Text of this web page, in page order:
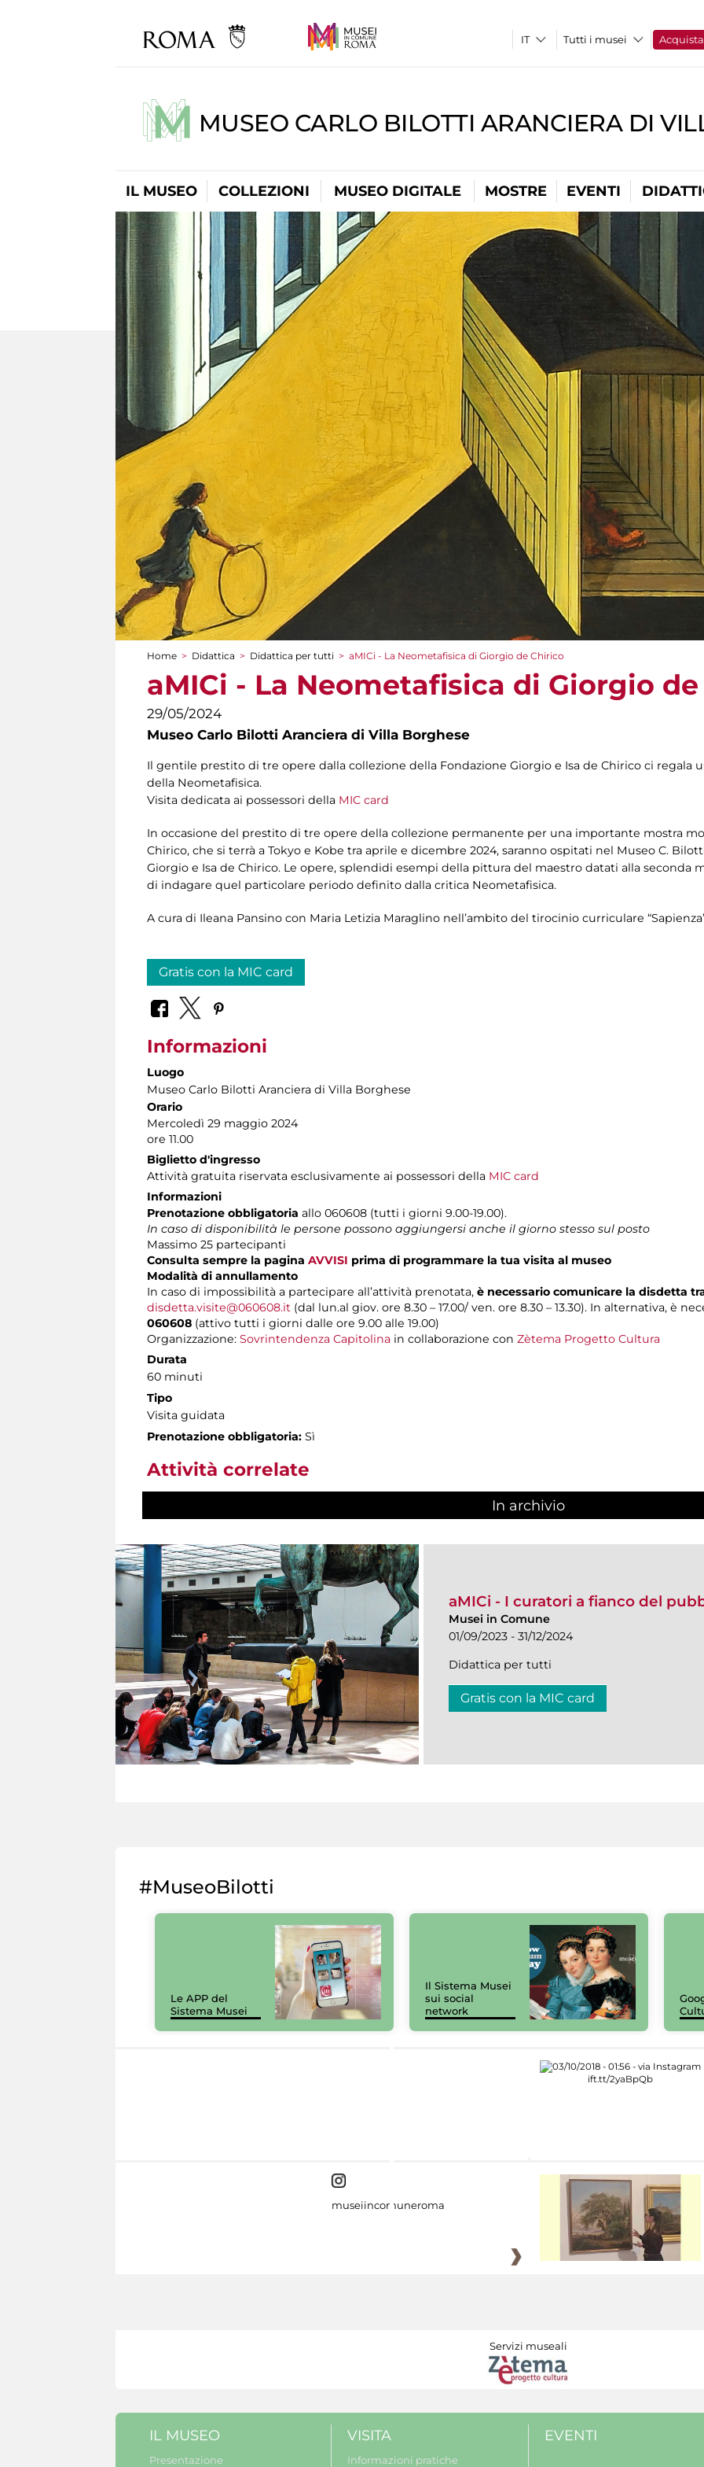
Tutti i musei Acquista
MUSEO CARLO BILOTTI ARANCIERA DI
IL MUSEO COLLEZIONI MUSEO DIGITALE MOSTRE EVENTI
Tu sei qui
Home > Didattica > Didattica per tutti > aMICi - La Neometafisica di Giorgio de Chirico
aMICi - La Neometafisica di Giorgio
29/05/2024
Museo Carlo Bilotti Aranciera di Villa Borghese
Il gentile prestito di tre opere dalla collezione della Fondazione Giorgio e Isa de Chirico ci regala
della Neometafisica.
Visita dedicata ai possessori della MIC card
In occasione del prestito di tre opere della collezione permanente per una importante mostra
Chirico, che si terrà a Tokyo e Kobe tra aprile e dicembre 2024, saranno ospitati nel Museo C.
Giorgio e Isa de Chirico. Le opere, splendidi esempi della pittura del maestro datati alla seconda
di indagare quel particolare periodo definito dalla critica Neometafisica.
A cura di Ileana Pansino con Maria Letizia Maraglino nell’ambito del tirocinio curriculare
Gratis con la MIC card
Informazioni
Luogo
Museo Carlo Bilotti Aranciera di Villa Borghese
Orario
Mercoledì 29 maggio 2024
ore 11.00
Biglietto d'ingresso
Attività gratuita riservata esclusivamente ai possessori della MIC card
Informazioni
Prenotazione obbligatoria allo 060608 (tutti i giorni 9.00-19.00).
In caso di disponibilità le persone possono aggiungersi anche il giorno stesso sul posto
Massimo 25 partecipanti
Consulta sempre la pagina AVVISI prima di programmare la tua visita al museo
Modalità di annullamento
In caso di impossibilità a partecipare all’attività prenotata, è necessario comunicare la disdetta
disdetta.visite@060608.it (dal lun.al giov. ore 8.30 – 17.00/ ven. ore 8.30 – 13.30). In alternativa, è
060608 (attivo tutti i giorni dalle ore 9.00 alle 19.00)
Organizzazione: Sovrintendenza Capitolina in collaborazione con Zètema Progetto Cultura
Durata
60 minuti
Tipo
Visita guidata
Prenotazione obbligatoria: Sì
Attività correlate
In archivio
aMICi - I curatori a fianco del
Musei in Comune
01/09/2023 - 31/12/2024
Didattica per tutti
Gratis con la MIC card
#MuseoBilotti
Le APP del
Sistema Musei
Il Sistema Musei
sui social
network
museiincomuneroma
Servizi museali
IL MUSEO
Presentazione
VISITA
Informazioni pratiche
EVENTI